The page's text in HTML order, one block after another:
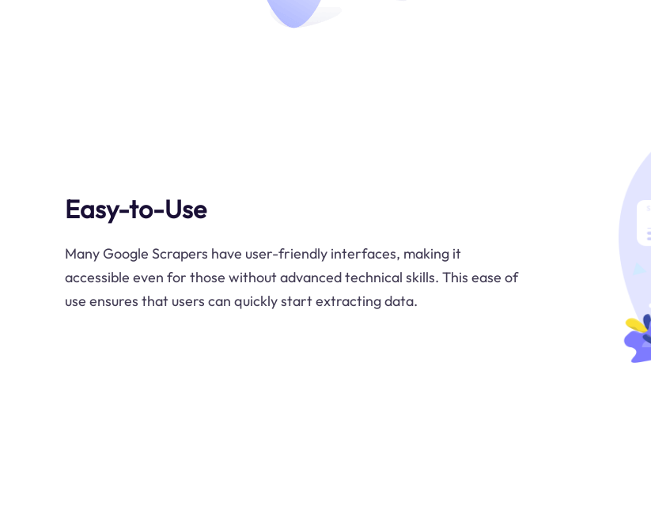
Easy-to-Use
Many Google Scrapers have user-friendly interfaces, making it
accessible even for those without advanced technical skills. This ease of
use ensures that users can quickly start extracting data.